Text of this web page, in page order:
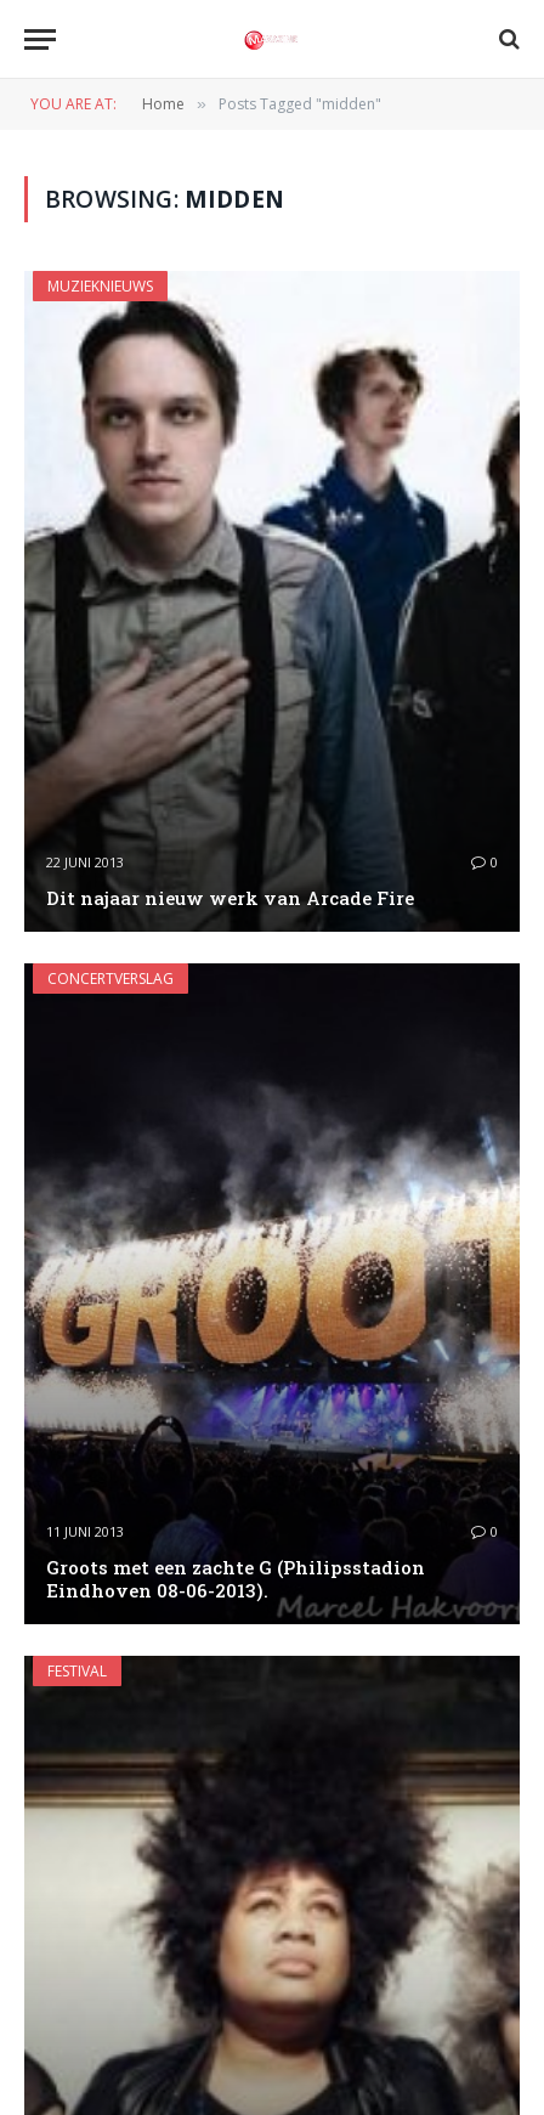
YOU ARE AT: Home » Posts Tagged "midden"
BROWSING: MIDDEN
MUZIEKNIEUWS
22 JUNI 2013 0
Dit najaar nieuw werk van Arcade Fire
CONCERTVERSLAG
11 JUNI 2013 0
Groots met een zachte G (Philipsstadion
Eindhoven 08-06-2013).
FESTIVAL